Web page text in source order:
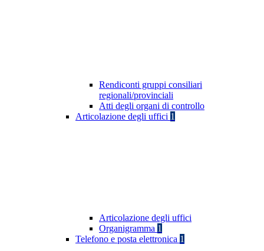
Rendiconti gruppi consiliari
regionali/provinciali
Atti degli organi di controllo
Articolazione degli uffici 1
Articolazione degli uffici
Organigramma 1
Telefono e posta elettronica 1